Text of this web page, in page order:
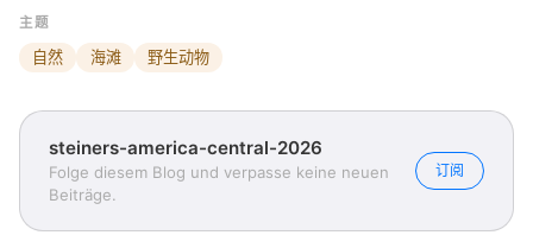
主题
自然 海滩 野生动物
steiners-america-central-2026
Folge diesem Blog und verpasse keine neuen
Beiträge.
订阅